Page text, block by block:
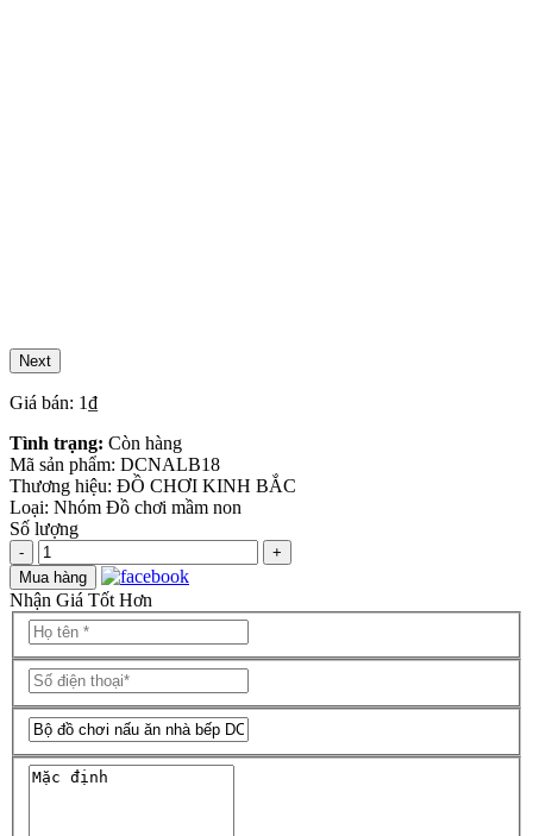
Next
Giá bán: 1₫
Tình trạng: Còn hàng
Mã sản phẩm: DCNALB18
Thương hiệu: ĐỒ CHƠI KINH BẮC
Loại: Nhóm Đồ chơi mầm non
Số lượng
-
+
Mua hàng
Nhận Giá Tốt Hơn